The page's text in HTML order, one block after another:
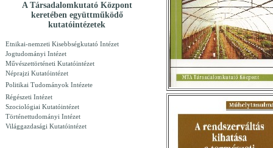
A Társadalomkutató Központ
keretében együttműködő
kutatóintézetek
Etnikai-nemzeti Kisebbségkutató Intézet
Jogtudományi Intézet
Művészettörténeti Kutatóintézet
Néprajzi Kutatóintézet
Politikai Tudományok Intézete
Régészeti Intézet
Szociológiai Kutatóintézet
Történettudományi Intézet
Világgazdasági Kutatóintézet